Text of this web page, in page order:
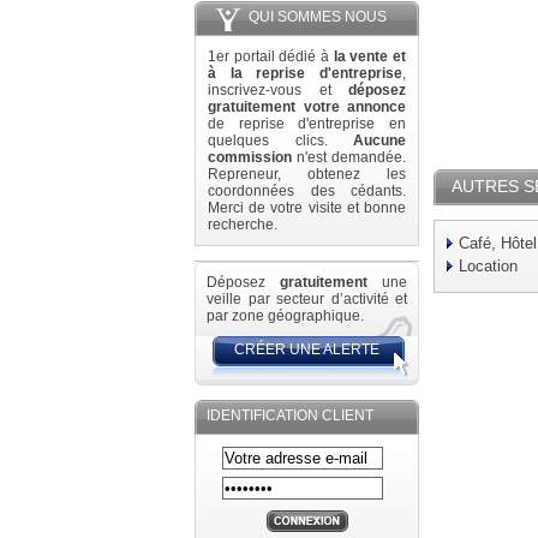
QUI SOMMES NOUS
1er portail dédié à la vente et
à la reprise d'entreprise,
inscrivez-vous et déposez
gratuitement votre annonce
de reprise d'entreprise en
quelques clics. Aucune
commission n'est demandée.
Repreneur, obtenez les
coordonnées des cédants.
Merci de votre visite et bonne
recherche.
Déposez gratuitement une
veille par secteur d’activité et
par zone géographique.
CRÉER UNE ALERTE
IDENTIFICATION CLIENT
AUTRES
Café,
Location